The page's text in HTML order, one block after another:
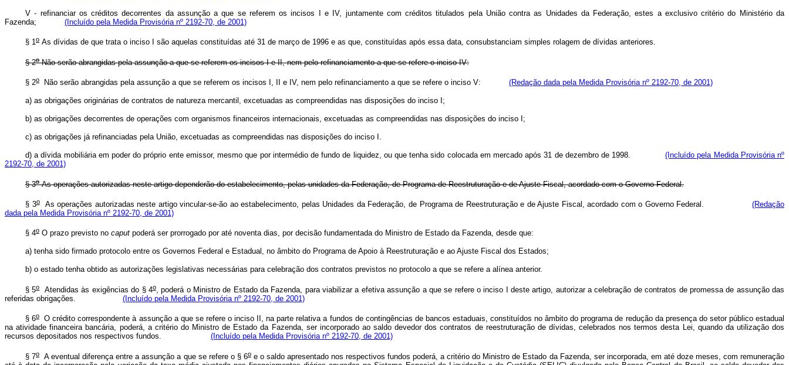
V - refinanciar os créditos decorrentes da assunção a que se referem os incisos I e IV, juntamente com créditos titulados pela União contra as Unidades da Federação, estes a exclusivo critério do Ministério da
Fazenda; (Incluído pela Medida Provisória nº 2192-70, de 2001)
§ 1o As dívidas de que trata o inciso I são aquelas constituídas até 31 de março de 1996 e as que, constituídas após essa data, consubstanciam simples rolagem de dívidas anteriores.
§ 2oNão serão abrangidas pela assunção a que se referem os incisos I e II, nem pelo refinanciamento a que se refere o inciso IV:
§ 2o Não serão abrangidas pela assunção a que se referem os incisos I, II e IV, nem pelo refinanciamento a que se refere o inciso V: (Redação dada pela Medida Provisória nº 2192-70, de 2001)
a) as obrigações originárias de contratos de natureza mercantil, excetuadas as compreendidas nas disposições do inciso I;
b) as obrigações decorrentes de operações com organismos financeiros internacionais, excetuadas as compreendidas nas disposições do inciso I;
c) as obrigações já refinanciadas pela União, excetuadas as compreendidas nas disposições do inciso I.
d) a dívida mobiliária em poder do próprio ente emissor, mesmo que por intermédio de fundo de liquidez, ou que tenha sido colocada em mercado após 31 de dezembro de 1998.(Incluído pela Medida Provisória nº
2192-70, de 2001)
§ 3oAs operações autorizadas neste artigo dependerão do estabelecimento, pelas unidades da Federação, de Programa de Reestruturação e de Ajuste Fiscal, acordado com o Governo Federal.
§ 3oAs operações autorizadas neste artigo vincular-se-ão ao estabelecimento, pelas Unidades da Federação, de Programa de Reestruturação e de Ajuste Fiscal, acordado com o Governo Federal.(Redação
dada pela Medida Provisória nº 2192-70, de 2001)
§ 4o O prazo previsto no caput poderá ser prorrogado por até noventa dias, por decisão fundamentada do Ministro de Estado da Fazenda, desde que:
a) tenha sido firmado protocolo entre os Governos Federal e Estadual, no âmbito do Programa de Apoio à Reestruturação e ao Ajuste Fiscal dos Estados;
b) o estado tenha obtido as autorizações legislativas necessárias para celebração dos contratos previstos no protocolo a que se refere a alínea anterior.
§ 5oAtendidas às exigências do § 4o, poderá o Ministro de Estado da Fazenda, para viabilizar a efetiva assunção a que se refere o inciso I deste artigo, autorizar a celebração de contratos de promessa de assunção das
referidas obrigações. (Incluído pela Medida Provisória nº 2192-70, de 2001)
§ 6o
O crédito correspondente à assunção a que se refere o inciso II, na parte relativa a fundos de contingências de bancos estaduais, constituídos no âmbito do programa de redução da presença do setor público estadual
na atividade financeira bancária, poderá, a critério do Ministro de Estado da Fazenda, ser incorporado ao saldo devedor dos contratos de reestruturação de dívidas, celebrados nos termos desta Lei, quando da utilização dos
recursos depositados nos respectivos fundos. (Incluído pela Medida Provisória nº 2192-70, de 2001)
§ 7o A eventual diferença entre a assunção a que se refere o § 6oe o saldo apresentado nos respectivos fundos poderá, a critério do Ministro de Estado da Fazenda, ser incorporada, em até doze meses, com remuneração